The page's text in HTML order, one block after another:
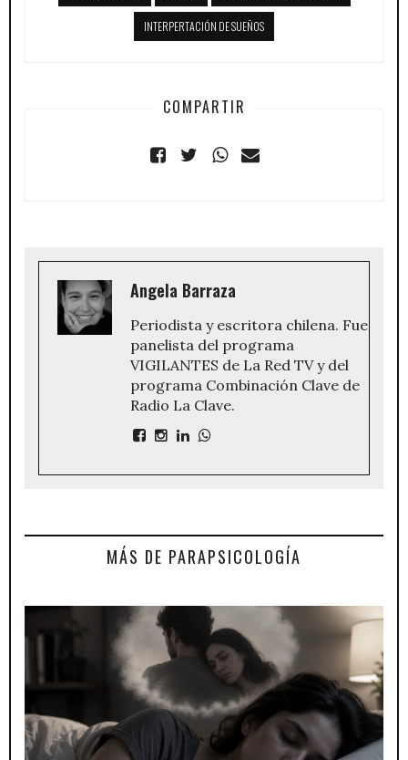
INTERPERTACIÓN DE SUEÑOS
COMPARTIR
Angela Barraza
Periodista y escritora chilena. Fue
panelista del programa
VIGILANTES de La Red TV y del
programa Combinación Clave de
Radio La Clave.
MÁS DE PARAPSICOLOGÍA